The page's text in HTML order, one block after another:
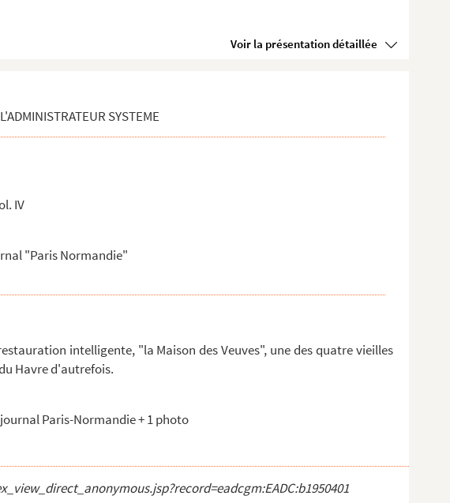
Voir la présentation détaillée
SYSTEME
IV
"Paris Normandie"
intelligente, "la Maison des Veuves", une des quatre vieilles
Havre d'autrefois.
Paris-Normandie + 1 photo